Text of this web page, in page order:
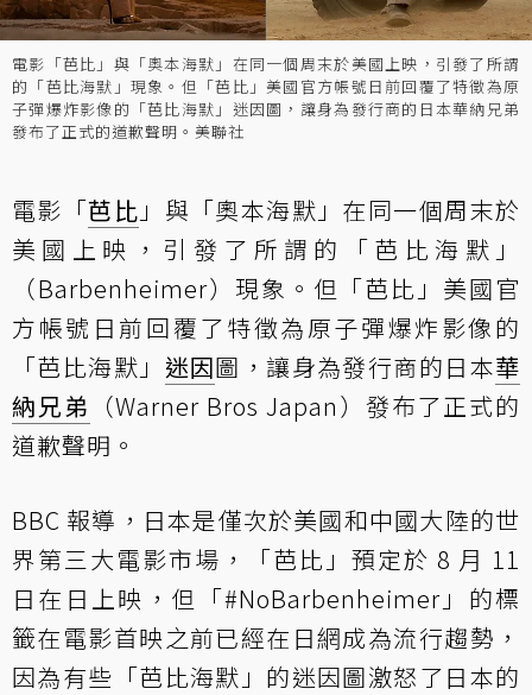
電影「芭比」與「奧本海默」在同一個周末於美國上映，引發了所謂
的「芭比海默」現象。但「芭比」美國官方帳號日前回覆了特徵為原
子彈爆炸影像的「芭比海默」迷因圖，讓身為發行商的日本華納兄弟
發布了正式的道歉聲明。美聯社
電影「芭比 」與「奧本海默」在同一個周末於
美國上映，引發了所謂的「芭比海默」
（Barbenheimer）現象。但「芭比」美國官
方帳號日前回覆了特徵為原子彈爆炸影像的
「芭比海默」 迷因圖，讓身為發行商的日本華
納兄弟 （Warner Bros Japan）發布了正式的
道歉聲明。
BBC 報導，日本是僅次於美國和中國大陸的世
界第三大電影市場，「芭比」預定於 8 月 11
日在日上映，但「#NoBarbenheimer」的標
籤在電影首映之前已經在日網成為流行趨勢，
因為有些「芭比海默」的迷因圖激怒了日本的